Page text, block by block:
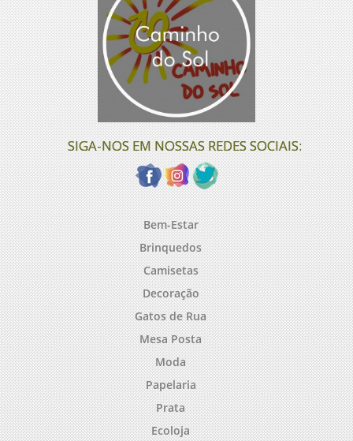
SIGA-NOS EM NOSSAS REDES SOCIAIS:
Bem-Estar
Brinquedos
Camisetas
Decoração
Gatos de Rua
Mesa Posta
Moda
Papelaria
Prata
Ecoloja